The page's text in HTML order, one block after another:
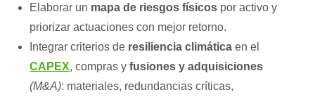
Elaborar un mapa de riesgos físicos por activo y
priorizar actuaciones con mejor retorno.
Integrar criterios de resiliencia climática en el
CAPEX, compras yfusiones y adquisiciones
(M&A): materiales, redundancias críticas,